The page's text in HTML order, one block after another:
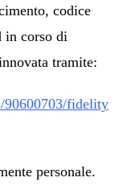
codice
in corso di
tramite:
90600703/fidelity
personale.